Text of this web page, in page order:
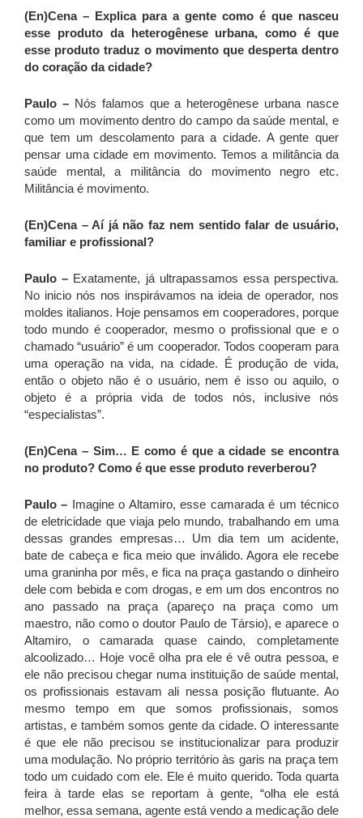
(En)Cena – Explica para a gente como é que nasceu
esse produto da heterogênese urbana, como é que
esse produto traduz o movimento que desperta dentro
do coração da cidade?
Paulo –Nós falamos que a heterogênese urbana nasce
como um movimento dentro do campo da saúde mental, e
que tem um descolamento para a cidade. A gente quer
pensar uma cidade em movimento. Temos a militância da
saúde mental, a militância do movimento negro etc.
Militância é movimento.
(En)Cena – Aí já não faz nem sentido falar de usuário,
familiar e profissional?
Paulo – Exatamente, já ultrapassamos essa perspectiva.
No inicio nós nos inspirávamos na ideia de operador, nos
moldes italianos. Hoje pensamos em cooperadores, porque
todo mundo é cooperador, mesmo o profissional que e o
chamado “usuário” é um cooperador. Todos cooperam para
uma operação na vida, na cidade. É produção de vida,
então o objeto não é o usuário, nem é isso ou aquilo, o
objeto é a própria vida de todos nós, inclusive nós
“especialistas”.
(En)Cena – Sim… E como é que a cidade se encontra
no produto? Como é que esse produto reverberou?
Paulo – Imagine o Altamiro, esse camarada é um técnico
de eletricidade que viaja pelo mundo, trabalhando em uma
dessas grandes empresas… Um dia tem um acidente,
bate de cabeça e fica meio que inválido. Agora ele recebe
uma graninha por mês, e fica na praça gastando o dinheiro
dele com bebida e com drogas, e em um dos encontros no
ano passado na praça (apareço na praça como um
maestro, não como o doutor Paulo de Társio), e aparece o
Altamiro, o camarada quase caindo, completamente
alcoolizado… Hoje você olha pra ele é vê outra pessoa, e
ele não precisou chegar numa instituição de saúde mental,
os profissionais estavam ali nessa posição flutuante. Ao
mesmo tempo em que somos profissionais, somos
artistas, e também somos gente da cidade. O interessante
é que ele não precisou se institucionalizar para produzir
uma modulação. No próprio território às garis na praça tem
todo um cuidado com ele. Ele é muito querido. Toda quarta
feira à tarde elas se reportam à gente, “olha ele está
melhor, essa semana, agente está vendo a medicação dele